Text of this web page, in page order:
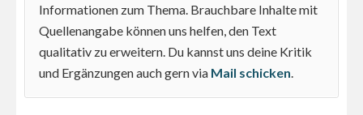
Informationen zum Thema. Brauchbare Inhalte mit
Quellenangabe können uns helfen, den Text
qualitativ zu erweitern. Du kannst uns deine Kritik
und Ergänzungen auch gern via Mail schicken